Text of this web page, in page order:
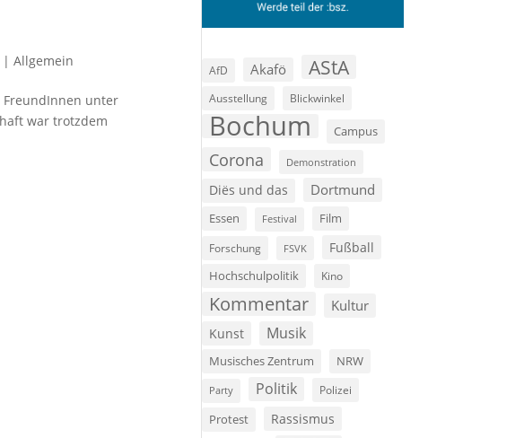
|Allgemein
FreundInnen unter
war trotzdem
AfD Akafö AStA
Ausstellung Blickwinkel
Bochum Campus
Corona Demonstration
Diës und das Dortmund
Essen Festival Film
Forschung FSVK Fußball
Hochschulpolitik Kino
Kommentar Kultur
Kunst Musik
Musisches Zentrum NRW
Party Politik Polizei
Protest Rassismus